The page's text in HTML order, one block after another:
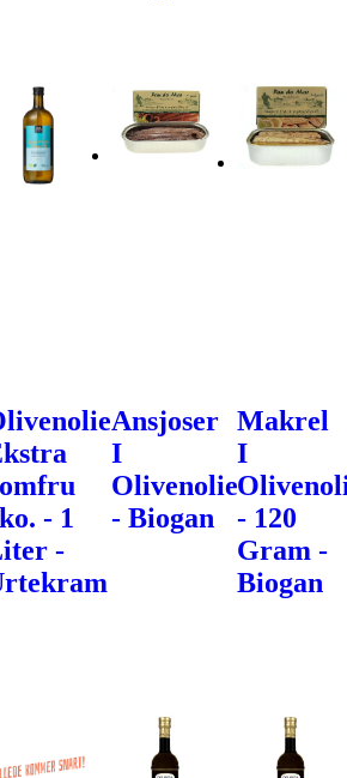
- 1
-
Ansjoser
I
Olivenolie
- Biogan
Makrel
I
- 120
Gram -
Biogan